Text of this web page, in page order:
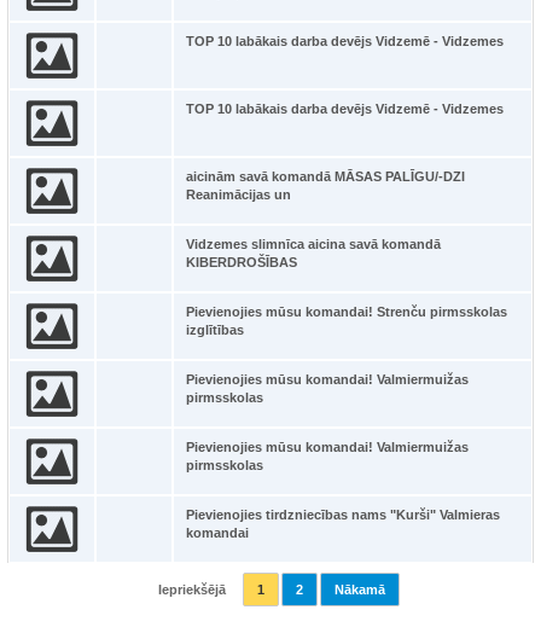
TOP 10 labākais darba devējs Vidzemē - Vidzemes
TOP 10 labākais darba devējs Vidzemē - Vidzemes
aicinām savā komandā MĀSAS PALĪGU/-DZI
Reanimācijas un
Vidzemes slimnīca aicina savā komandā
KIBERDROŠĪBAS
Pievienojies mūsu komandai! Strenču pirmsskolas
izglītības
Pievienojies mūsu komandai! Valmiermuižas
pirmsskolas
Pievienojies mūsu komandai! Valmiermuižas
pirmsskolas
Pievienojies tirdzniecības nams "Kurši" Valmieras
komandai
Iepriekšējā 1 2 Nākamā